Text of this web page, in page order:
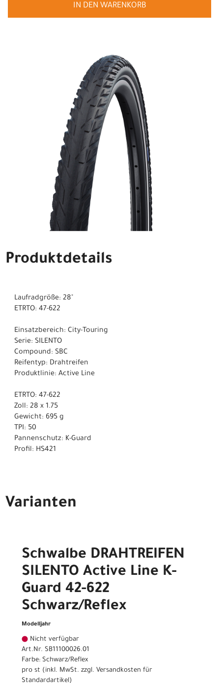
IN DEN WARENKORB
Produktdetails
Laufradgröße: 28"
ETRTO: 47-622
Einsatzbereich: City-Touring
Serie: SILENTO
Compound: SBC
Reifentyp: Drahtreifen
Produktlinie: Active Line
ETRTO: 47-622
Zoll: 28 x 1.75
Gewicht: 695 g
TPI: 50
Pannenschutz: K-Guard
Profil: HS421
Varianten
Schwalbe DRAHTREIFEN
SILENTO Active Line K-
Guard 42-622
Schwarz/Reflex
Modelljahr
Nicht verfügbar
Art.Nr. SB11100026.01
Farbe: Schwarz/Reflex
pro st (inkl. MwSt. zzgl. Versandkosten für
Standardartikel)